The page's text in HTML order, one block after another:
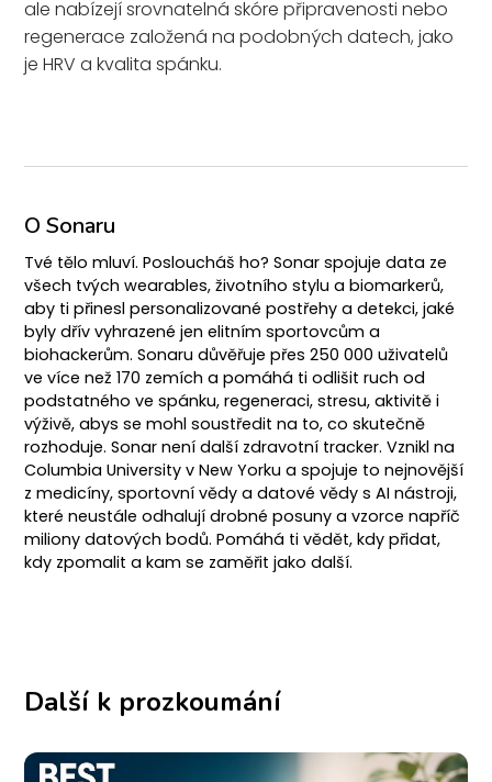
ale nabízejí srovnatelná skóre připravenosti nebo
regenerace založená na podobných datech, jako
je HRV a kvalita spánku.
O Sonaru
Tvé tělo mluví. Posloucháš ho? Sonar spojuje data ze
všech tvých wearables, životního stylu a biomarkerů,
aby ti přinesl personalizované postřehy a detekci, jaké
byly dřív vyhrazené jen elitním sportovcům a
biohackerům. Sonaru důvěřuje přes 250 000 uživatelů
ve více než 170 zemích a pomáhá ti odlišit ruch od
podstatného ve spánku, regeneraci, stresu, aktivitě i
výživě, abys se mohl soustředit na to, co skutečně
rozhoduje. Sonar není další zdravotní tracker. Vznikl na
Columbia University v New Yorku a spojuje to nejnovější
z medicíny, sportovní vědy a datové vědy s AI nástroji,
které neustále odhalují drobné posuny a vzorce napříč
miliony datových bodů. Pomáhá ti vědět, kdy přidat,
kdy zpomalit a kam se zaměřit jako další.
Další k prozkoumání